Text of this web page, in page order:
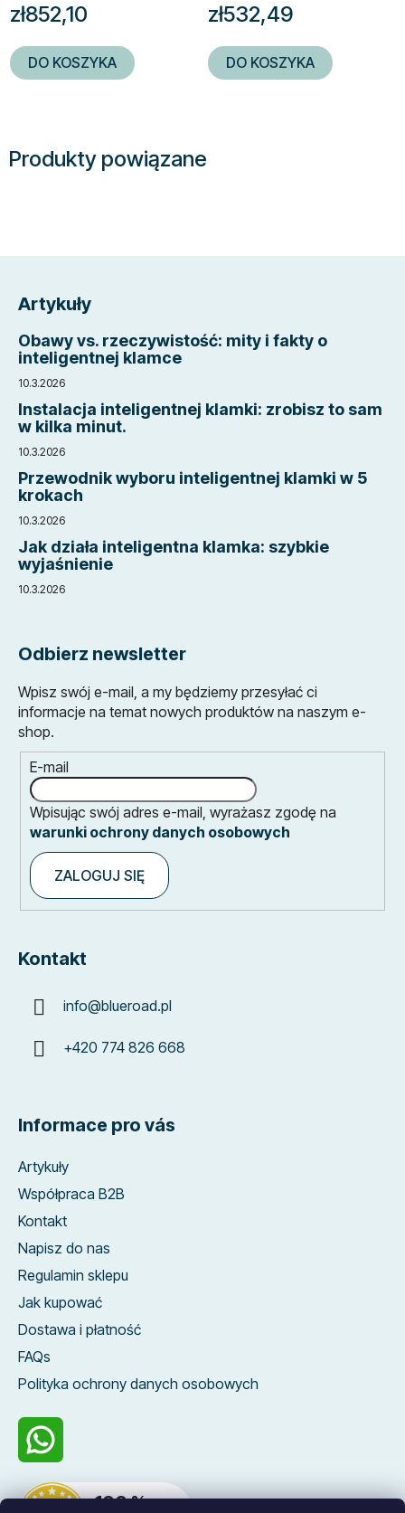
Produkty powiązane
zł852,10
DO KOSZYKA
zł532,49
DO KOSZYKA
Artykuły
Obawy vs. rzeczywistość: mity i fakty o
inteligentnej klamce
10.3.2026
Instalacja inteligentnej klamki: zrobisz to sam
w kilka minut.
10.3.2026
Przewodnik wyboru inteligentnej klamki w 5
krokach
10.3.2026
Jak działa inteligentna klamka: szybkie
wyjaśnienie
10.3.2026
Odbierz newsletter
Wpisz swój e-mail, a my będziemy przesyłać ci
informacje na temat nowych produktów na naszym e-
shop.
E-mail
Wpisując swój adres e-mail, wyrażasz zgodę na
warunki ochrony danych osobowych
ZALOGUJ SIĘ
Kontakt
info@blueroad.pl
+420 774 826 668
Informace pro vás
Artykuły
Współpraca B2B
Kontakt
Napisz do nas
Regulamin sklepu
Jak kupować
Dostawa i płatność
FAQs
Polityka ochrony danych osobowych
100 %